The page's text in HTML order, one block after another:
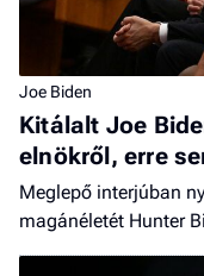
Joe Biden
Kitálalt Joe
elnökről, erre
Meglepő interjúban
magánéletét Hunter